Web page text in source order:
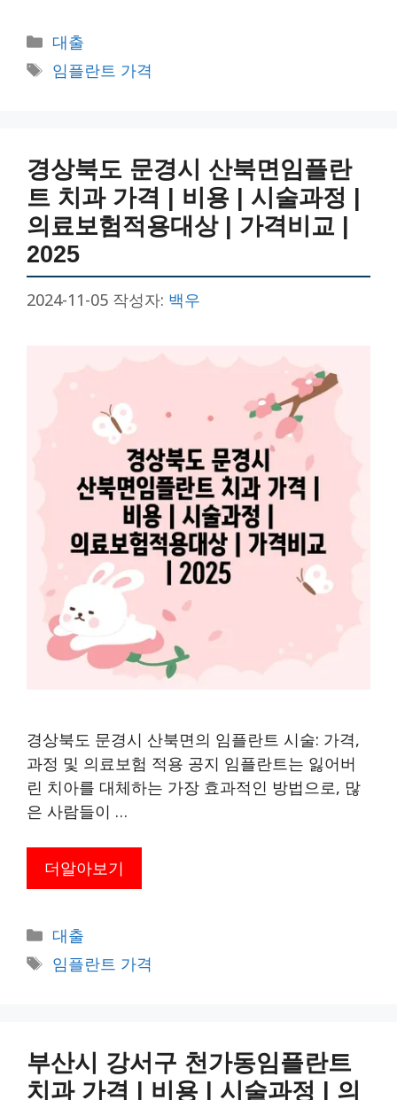
카
테
고
대출
태
임플란트 가격
경상북도 문경시 산북면임플란
트 치과 가격 | 비용 | 시술과정 |
의료보험적용대상 | 가격비교 |
2025
2024-11-05 작성자: 백우
경상북도 문경시 산북면의 임플란트 시술: 가격,
과정 및 의료보험 적용 공지 임플란트는 잃어버
린 치아를 대체하는 가장 효과적인 방법으로, 많
은 사람들이 …
더알아보기
카
테
고
대출
태
임플란트 가격
부산시 강서구 천가동임플란트
치과 가격 | 비용 | 시술과정 | 의